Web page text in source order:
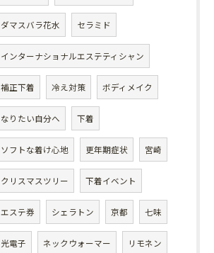
ダマスバラ花水 セラミド
インターナショナルエステティシャン
補正下着 冷え対策 ボディメイク
なりたい自分へ 下着
ソフトな着け心地 更年期症状 宮崎
クリスマスツリー 下着イベント
エステ券 シェラトン 京都 七味
光電子 ネックウォーマー リモネン